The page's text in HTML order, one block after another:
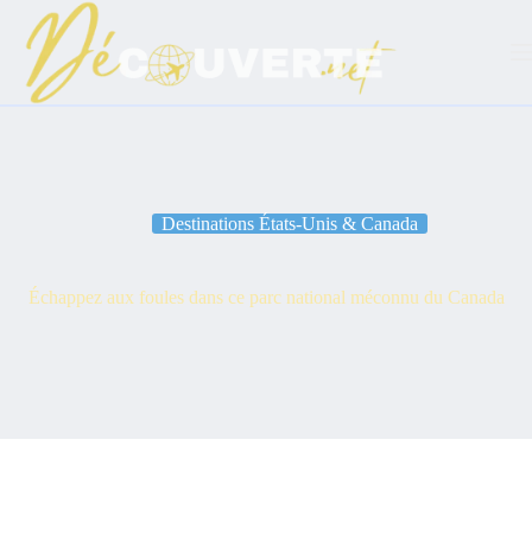
contenu
Destinations États-Unis & Canada
Échappez aux foules dans ce parc national méconnu du Canada